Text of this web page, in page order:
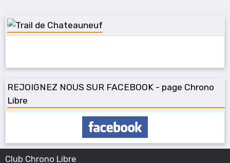
REJOIGNEZ NOUS SUR FACEBOOK - page Chrono
Libre
Club Chrono Libre